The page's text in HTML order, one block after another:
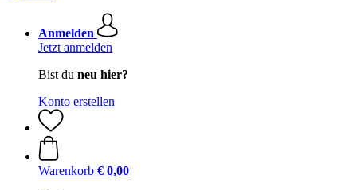
Anmelden
Jetzt anmelden
Bist du neu hier?
Konto erstellen
Warenkorb € 0,00